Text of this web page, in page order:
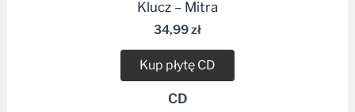
34,99zł
Kup płytę CD
CD
Dodaj do listy życzeń